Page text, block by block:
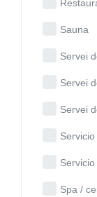
Sauna
Servei
Servei
Servei
Spa /